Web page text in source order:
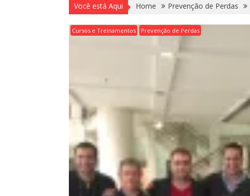
Você está Aqui Home Prevenção de Perdas
Cursos e Treinamentos Prevenção de Perdas